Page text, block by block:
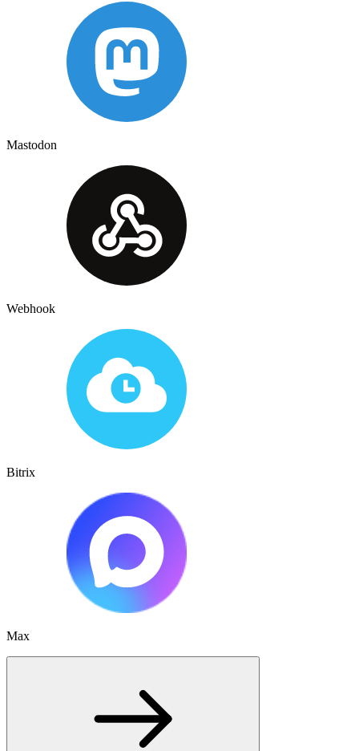
Mastodon
Webhook
Bitrix
Max